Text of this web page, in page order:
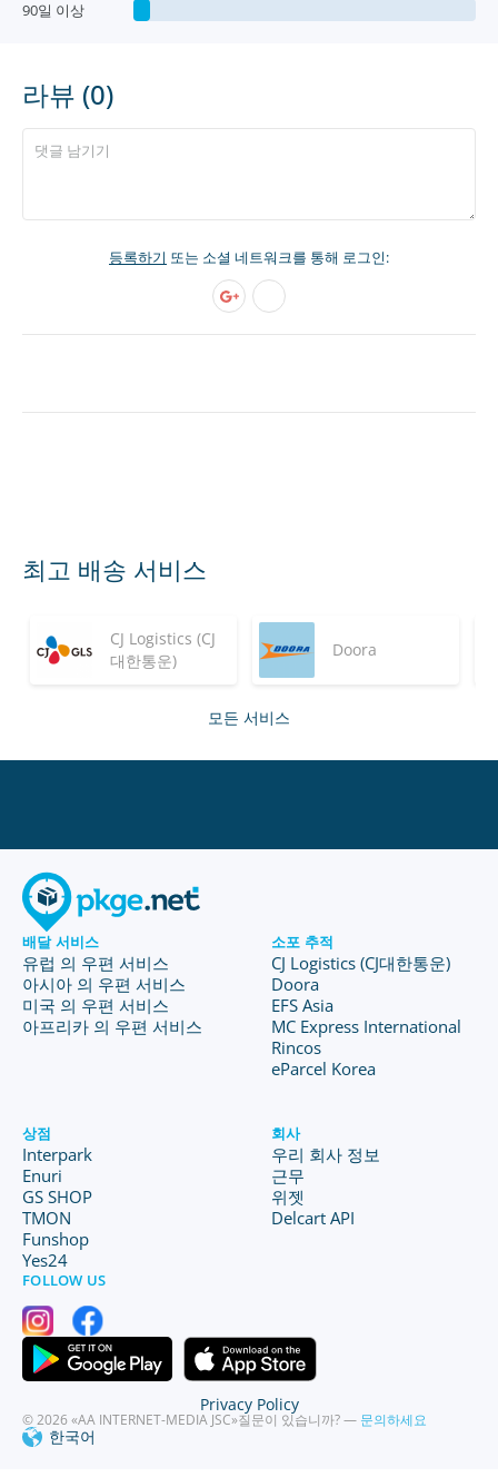
90일 이상
라뷰 (0)
등록하기 또는 소셜 네트워크를 통해 로그인:
최고 배송 서비스
CJ Logistics (CJ
대한통운)
Doora
모든 서비스
배달 서비스
유럽 의 우편 서비스
아시아 의 우편 서비스
미국 의 우편 서비스
아프리카 의 우편 서비스
소포 추적
CJ Logistics (CJ대한통운)
Doora
EFS Asia
MC Express International
Rincos
eParcel Korea
상점
Interpark
Enuri
GS SHOP
TMON
Funshop
Yes24
회사
우리 회사 정보
근무
위젯
Delcart API
FOLLOW US
© 2026 «AA INTERNET-MEDIA JSC»질문이 있습니까? — 문의하세요
한국어
Privacy Policy